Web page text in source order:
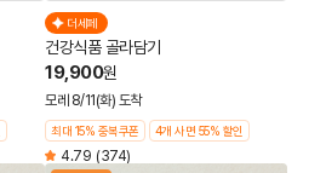
더세페
건강식품 골라담기
19,900원
모레 8/11(화) 도착
최대 15% 중복쿠폰 4개 사면 55% 할인
4.79 (374)